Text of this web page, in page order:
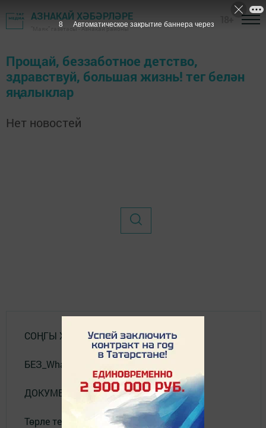
АЗНАКАЙ ХӘБӘРЛӘРЕ
"Маяк" газетасы - Азнакай районы
Прощай, беззаботное детство,
здравствуй, большая жизнь! тег белән
яңалыклар
Нет новостей
СОҢГЫ ХӘБӘРЛӘР
БЕЗ_WhatsApp_та
ДОКУМЕНТЛАР
Төрле темалар
8 Автоматическое закрытие баннера через